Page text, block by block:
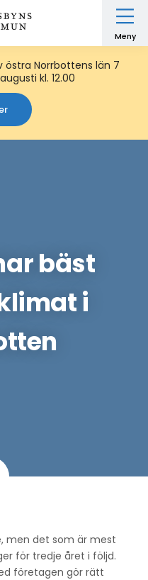
Meny
östra Norrbottens län 7
kl. 12.00
bäst
i
men det som är mest
för tredje året i följd.
företagen gör rätt